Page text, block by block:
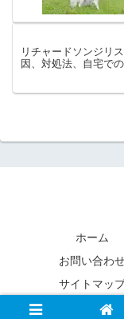
リチャードソンジリ
因、対処法、自宅で
ホーム
お問い合わ
サイトマッ
Copyright ©